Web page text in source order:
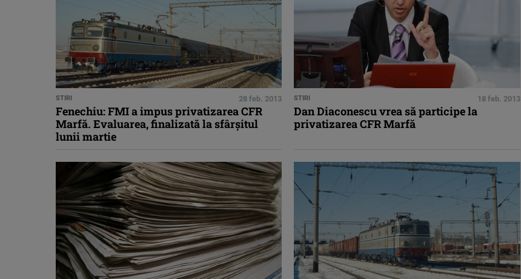
STIRI 28 feb. 2013
Fenechiu: FMI a impus privatizarea CFR
Marfă. Evaluarea, finalizată la sfârşitul
lunii martie
STIRI 18 feb. 2013
Dan Diaconescu vrea să participe la
privatizarea CFR Marfă